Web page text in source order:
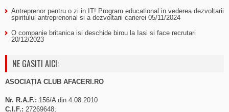
Antreprenor pentru o zi in IT! Program educational in vederea dezvoltarii
spiritului antreprenorial si a dezvoltarii carierei 05/11/2024
O companie britanica isi deschide birou la Iasi si face recrutari
20/12/2023
NE GASITI AICI:
ASOCIAȚIA CLUB AFACERI.RO
Nr. R.A.F.: 156/A din 4.08.2010
C.I.F.: 27269648;